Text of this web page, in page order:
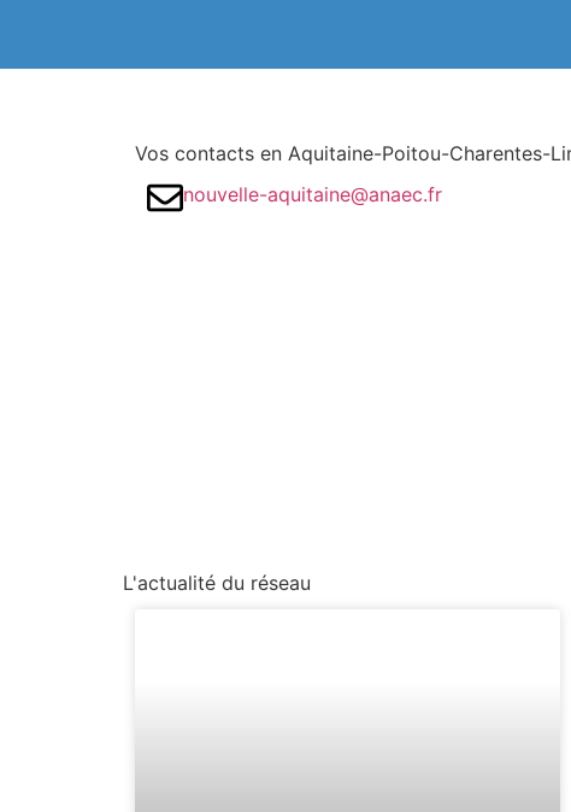
Vos contacts en Aquitaine-Poitou-Charentes-
nouvelle-aquitaine@anaec.fr
L'actualité du réseau